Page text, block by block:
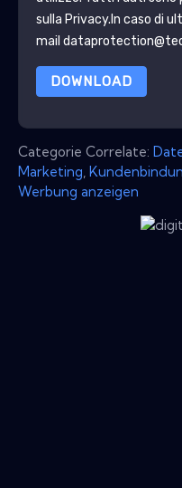
sulla Privacy.In caso di
mail
DOWNLOAD
Categorie Correlate:
Marketing
Werbung anzeigen